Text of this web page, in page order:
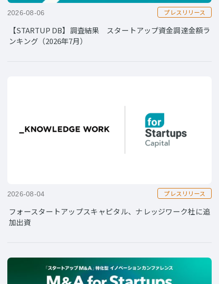
2026-08-06 プレスリリース
【STARTUP DB】調査結果 スタートアップ資金調達金額ラ
ンキング（2026年7月）
2026-08-04 プレスリリース
フォースタートアップスキャピタル、ナレッジワーク社に追
加出資